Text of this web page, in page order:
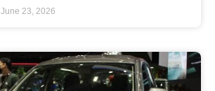
June 23, 2026